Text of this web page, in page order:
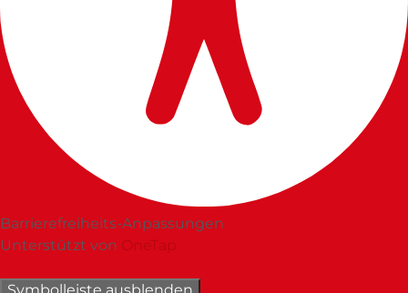
Barrierefreiheits-Anpassungen
Unterstützt von OneTap